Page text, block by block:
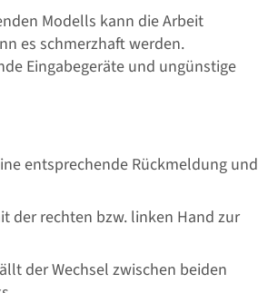
Modells kann die Arbeit
es schmerzhaft werden.
Eingabegeräte und ungünstige
entsprechende Rückmeldung und
der rechten bzw. linken Hand zur
der Wechsel zwischen beiden